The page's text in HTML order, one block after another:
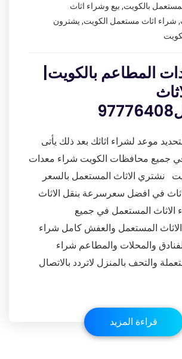
بالكويت, بيع وشراء اثاث
, شراء اثاث مستعمل الكويت, يشترون
المطاعم بالكويت|
موعد لشراء اثاثك بعد ذلك يأتى
جميع محافظات الكويت شراء معدات
نشتري الاثاث المستعمل بالسعر
في افضل سعرسرعة بنقل الاثاث
الاثاث المستعمل في جميع
المستعمل والعفش كامل شراء
والمحلات والمطاعم شراء
والتحف بالمنزل لاتردد بالاتصال
قراءة المزيد